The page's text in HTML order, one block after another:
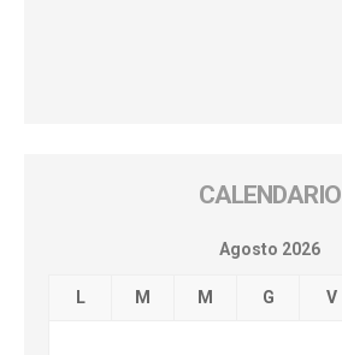
CALENDARIO
Agosto 2026
L M M G V